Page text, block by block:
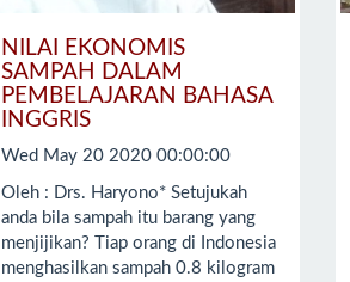
NILAI EKONOMIS
SAMPAH DALAM
PEMBELAJARAN BAHASA
INGGRIS
Wed May 20 2020 00:00:00
Oleh : Drs. Haryono* Setujukah
anda bila sampah itu barang yang
menjijikan? Tiap orang di Indonesia
menghasilkan sampah 0.8 kilogram